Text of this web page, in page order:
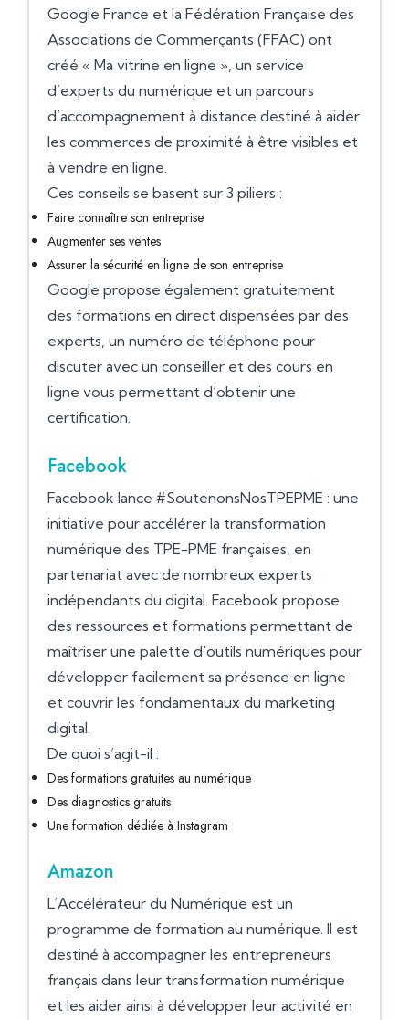
Google France et la Fédération Française des
Associations de Commerçants (FFAC) ont
créé « Ma vitrine en ligne », un service
d’experts du numérique et un parcours
d’accompagnement à distance destiné à aider
les commerces de proximité à être visibles et
à vendre en ligne.
Ces conseils se basent sur 3 piliers :
Faire connaître son entreprise
Augmenter ses ventes
Assurer la sécurité en ligne de son entreprise
Google propose également gratuitement
des formations en direct dispensées par des
experts, un numéro de téléphone pour
discuter avec un conseiller et des cours en
ligne vous permettant d’obtenir une
certification.
Facebook
Facebook lance #SoutenonsNosTPEPME : une
initiative pour accélérer la transformation
numérique des TPE-PME françaises, en
partenariat avec de nombreux experts
indépendants du digital. Facebook propose
des ressources et formations permettant de
maîtriser une palette d'outils numériques pour
développer facilement sa présence en ligne
et couvrir les fondamentaux du marketing
digital.
De quoi s’agit-il :
Des formations gratuites au numérique
Des diagnostics gratuits
Une formation dédiée à Instagram
Amazon
L’Accélérateur du Numérique est un
programme de formation au numérique. Il est
destiné à accompagner les entrepreneurs
français dans leur transformation numérique
et les aider ainsi à développer leur activité en